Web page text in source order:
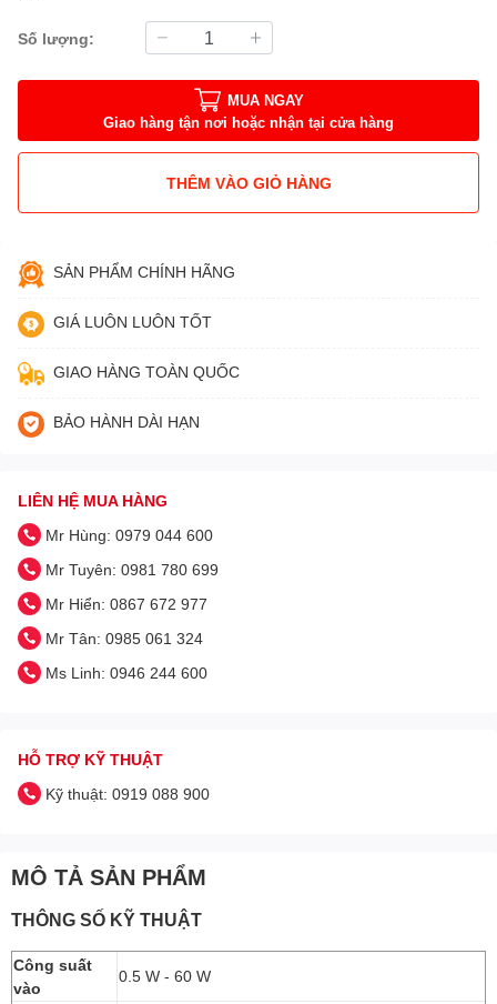
Số lượng:
MUA NGAY
Giao hàng tận nơi hoặc nhận tại cửa hàng
THÊM VÀO GIỎ HÀNG
SẢN PHẨM CHÍNH HÃNG
GIÁ LUÔN LUÔN TỐT
GIAO HÀNG TOÀN QUỐC
BẢO HÀNH DÀI HẠN
LIÊN HỆ MUA HÀNG
Mr Hùng: 0979 044 600
Mr Tuyên: 0981 780 699
Mr Hiển: 0867 672 977
Mr Tân: 0985 061 324
Ms Linh: 0946 244 600
HỖ TRỢ KỸ THUẬT
Kỹ thuật: 0919 088 900
MÔ TẢ SẢN PHẨM
THÔNG SỐ KỸ THUẬT
Công suất
vào
0.5 W - 60 W